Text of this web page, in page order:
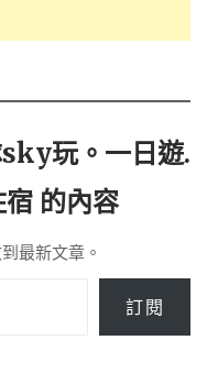
玩。一日遊.
的內容
最新文章。
訂閱